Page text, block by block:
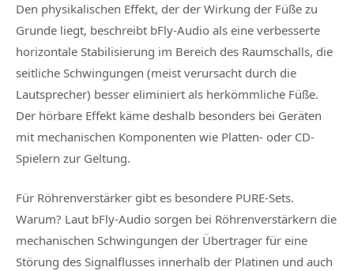
Den physikalischen Effekt, der der Wirkung der Füße zu
Grunde liegt, beschreibt bFly-Audio als eine verbesserte
horizontale Stabilisierung im Bereich des Raumschalls, die
seitliche Schwingungen (meist verursacht durch die
Lautsprecher) besser eliminiert als herkömmliche Füße.
Der hörbare Effekt käme deshalb besonders bei Geräten
mit mechanischen Komponenten wie Platten- oder CD-
Spielern zur Geltung.
Für Röhrenverstärker gibt es besondere PURE-Sets.
Warum? Laut bFly-Audio sorgen bei Röhrenverstärkern die
mechanischen Schwingungen der Übertrager für eine
Störung des Signalflusses innerhalb der Platinen und auch